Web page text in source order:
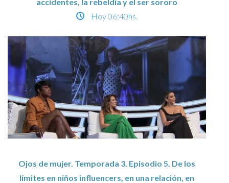
Hoy06:40hs.
Ojos de mujer. Temporada 3. Episodio 5. De los
límites en niños influencers, en una relación, en